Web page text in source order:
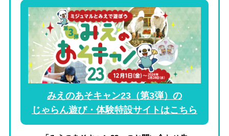
みえのあそキャン23（第3弾）の
じゃらん遊び・体験特設サイトはこちら